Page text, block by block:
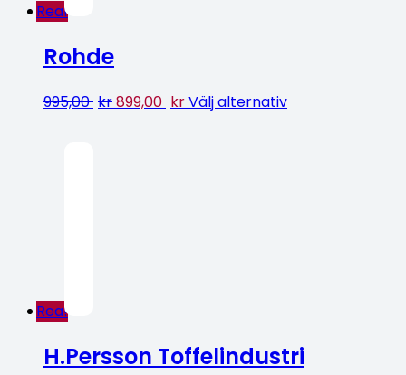
Rea!
Rohde
995,00 kr899,00 krVälj alternativ
Rea!
H.Persson Toffelindustri